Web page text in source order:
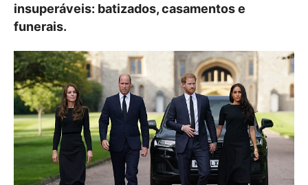
insuperáveis: batizados, casamentos e
funerais.